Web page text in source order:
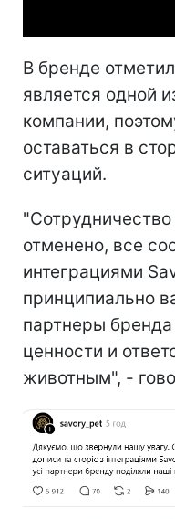
В бренде
является одной
компании,
оставаться в
ситуаций.
отменено, все
интеграциями
принципиально
партнеры
ценности и
животным", -